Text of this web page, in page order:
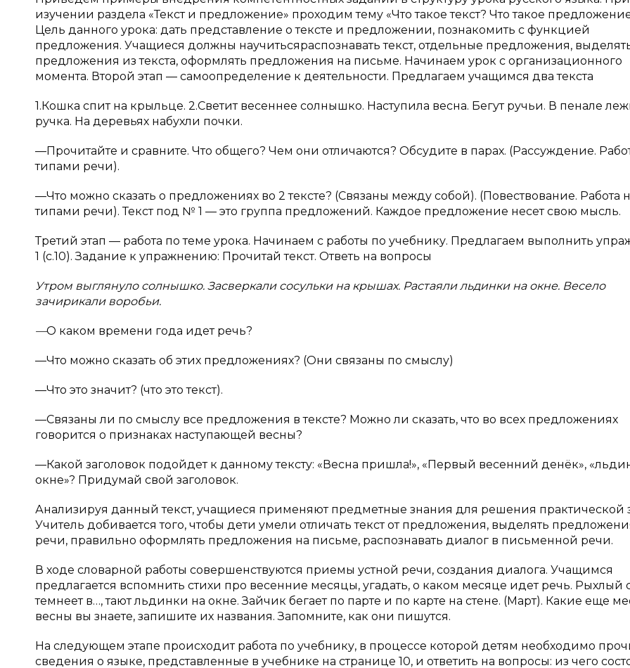
изучении раздела «Текст и предложение» проходим тему «Что такое текст? Что такое
Цель данного урока: дать представление о тексте и предложении, познакомить с функцией
предложения. Учащиеся должны научитьсяраспознавать текст, отдельные предложения,
предложения из текста, оформлять предложения на письме. Начинаем урок с организационного
момента. Второй этап — самоопределение к деятельности. Предлагаем учащимся два текста
1.Кошка спит на крыльце. 2.Светит весеннее солнышко. Наступила весна. Бегут ручьи. В пенале
ручка. На деревьях набухли почки.
—Прочитайте и сравните. Что общего? Чем они отличаются? Обсудите в парах. (Рассуждение.
типами речи).
—Что можно сказать о предложениях во 2 тексте? (Связаны между собой). (Повествование. Работа
типами речи). Текст под № 1 — это группа предложений. Каждое предложение несет свою мысль.
Третий этап — работа по теме урока. Начинаем с работы по учебнику. Предлагаем выполнить
1 (с.10). Задание к упражнению: Прочитай текст. Ответь на вопросы
Утром выглянуло солнышко. Засверкали сосульки на крышах. Растаяли льдинки на окне. Весело
зачирикали воробьи.
—О каком времени года идет речь?
—Что можно сказать об этих предложениях? (Они связаны по смыслу)
—Что это значит? (что это текст).
—Связаны ли по смыслу все предложения в тексте? Можно ли сказать, что во всех предложениях
говорится о признаках наступающей весны?
—Какой заголовок подойдет к данному тексту: «Весна пришла!», «Первый весенний денёк»,
окне»? Придумай свой заголовок.
Анализируя данный текст, учащиеся применяют предметные знания для решения практической
Учитель добивается того, чтобы дети умели отличать текст от предложения, выделять
речи, правильно оформлять предложения на письме, распознавать диалог в письменной речи.
В ходе словарной работы совершенствуются приемы устной речи, создания диалога. Учащимся
предлагается вспомнить стихи про весенние месяцы, угадать, о каком месяце идет речь. Рыхлый
темнеет в…, тают льдинки на окне. Зайчик бегает по парте и по карте на стене. (Март). Какие еще
весны вы знаете, запишите их названия. Запомните, как они пишутся.
На следующем этапе происходит работа по учебнику, в процессе которой детям необходимо
сведения о языке, представленные в учебнике на странице 10, и ответить на вопросы: из чего